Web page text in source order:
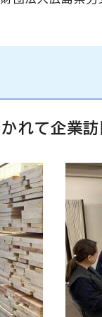
れて企業訪